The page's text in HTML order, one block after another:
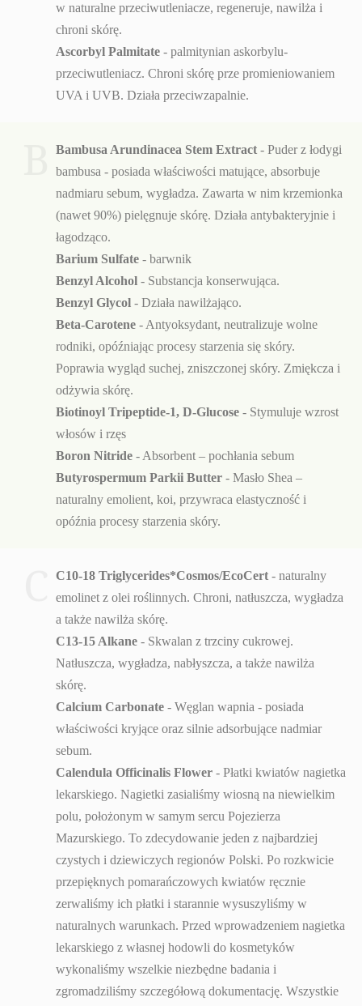
w naturalne przeciwutleniacze, regeneruje, nawilża i
chroni skórę.
Ascorbyl Palmitate - palmitynian askorbylu-
przeciwutleniacz. Chroni skórę prze promieniowaniem
UVA i UVB. Działa przeciwzapalnie.
Bambusa Arundinacea Stem Extract - Puder z łodygi
bambusa - posiada właściwości matujące, absorbuje
nadmiaru sebum, wygładza. Zawarta w nim krzemionka
(nawet 90%) pielęgnuje skórę. Działa antybakteryjnie i
łagodząco.
Barium Sulfate - barwnik
Benzyl Alcohol - Substancja konserwująca.
Benzyl Glycol - Działa nawilżająco.
Beta-Carotene - Antyoksydant, neutralizuje wolne
rodniki, opóźniając procesy starzenia się skóry.
Poprawia wygląd suchej, zniszczonej skóry. Zmiękcza i
odżywia skórę.
Biotinoyl Tripeptide-1, D-Glucose - Stymuluje wzrost
włosów i rzęs
Boron Nitride - Absorbent – pochłania sebum
Butyrospermum Parkii Butter - Masło Shea –
naturalny emolient, koi, przywraca elastyczność i
opóźnia procesy starzenia skóry.
C10-18 Triglycerides*Cosmos/EcoCert - naturalny
emolinet z olei roślinnych. Chroni, natłuszcza, wygładza
a także nawilża skórę.
C13-15 Alkane - Skwalan z trzciny cukrowej.
Natłuszcza, wygładza, nabłyszcza, a także nawilża
skórę.
Calcium Carbonate - Węglan wapnia - posiada
właściwości kryjące oraz silnie adsorbujące nadmiar
sebum.
Calendula Officinalis Flower - Płatki kwiatów nagietka
lekarskiego. Nagietki zasialiśmy wiosną na niewielkim
polu, położonym w samym sercu Pojezierza
Mazurskiego. To zdecydowanie jeden z najbardziej
czystych i dziewiczych regionów Polski. Po rozkwicie
przepięknych pomarańczowych kwiatów ręcznie
zerwaliśmy ich płatki i starannie wysuszyliśmy w
naturalnych warunkach. Przed wprowadzeniem nagietka
lekarskiego z własnej hodowli do kosmetyków
wykonaliśmy wszelkie niezbędne badania i
zgromadziliśmy szczegółową dokumentację. Wszystkie